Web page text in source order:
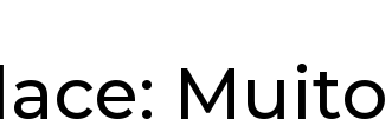
Muito